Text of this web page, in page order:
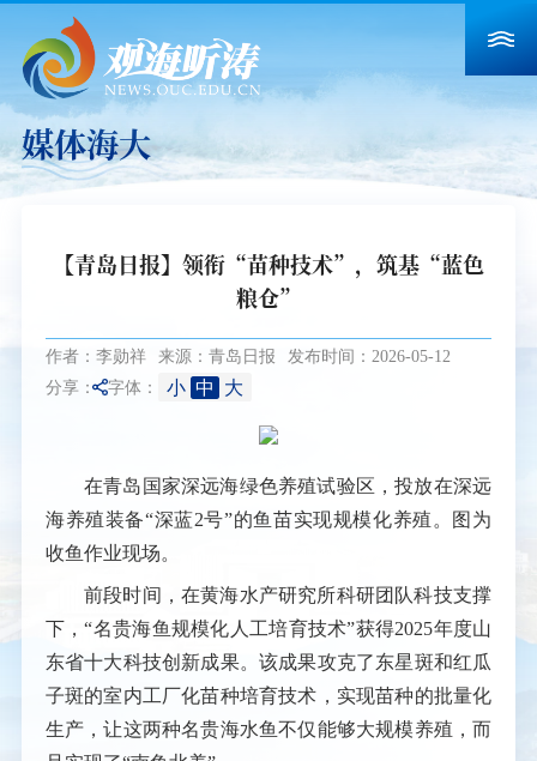
媒体海大
【青岛日报】领衔“苗种技术”，筑基“蓝色
粮仓”
作者：李勋祥 来源：青岛日报 发布时间：2026-05-12
分享： 字体： 小 中 大
在青岛国家深远海绿色养殖试验区，投放在深远
海养殖装备“深蓝2号”的鱼苗实现规模化养殖。图为
收鱼作业现场。
前段时间，在黄海水产研究所科研团队科技支撑
下，“名贵海鱼规模化人工培育技术”获得2025年度山
东省十大科技创新成果。该成果攻克了东星斑和红瓜
子斑的室内工厂化苗种培育技术，实现苗种的批量化
生产，让这两种名贵海水鱼不仅能够大规模养殖，而